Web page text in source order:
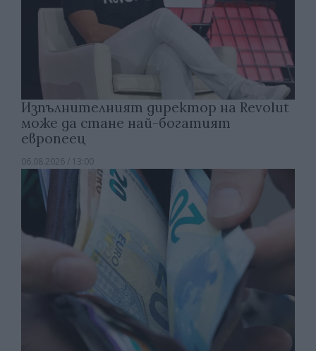
Изпълнителният директор на Revolut
може да стане най-богатият
европеец
06.08.2026 / 13:00